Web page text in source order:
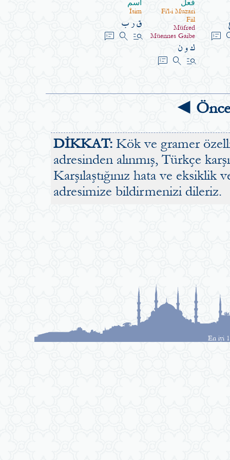
speaker_notes
فعل
Fi'l-i Muzari
Fiil
Müfred
Müennes Gaibe
ك و ن
manage_search
search
speaker_notes
اسم
İsim
ق ر ب
manage_search
search
speaker_notes
◄
DİKKAT: Kök ve gramer
adresinden alınmış, Türkçe
Karşılaştığınız hata ve
adresimize bildirmenizi dileriz.
En iyi